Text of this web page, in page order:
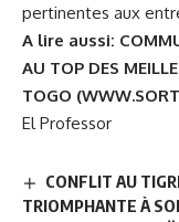
pertinentes aux
A lire aussi:
AU TOP DES
TOGO
El Professor
CONFLIT AU
TRIOMPHANTE À